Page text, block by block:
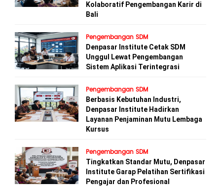
Kolaboratif Pengembangan Karir di
Bali
Pengembangan SDM
Denpasar Institute Cetak SDM
Unggul Lewat Pengembangan
Sistem Aplikasi Terintegrasi
Pengembangan SDM
Berbasis Kebutuhan Industri,
Denpasar Institute Hadirkan
Layanan Penjaminan Mutu Lembaga
Kursus
Pengembangan SDM
Tingkatkan Standar Mutu, Denpasar
Institute Garap Pelatihan Sertifikasi
Pengajar dan Profesional